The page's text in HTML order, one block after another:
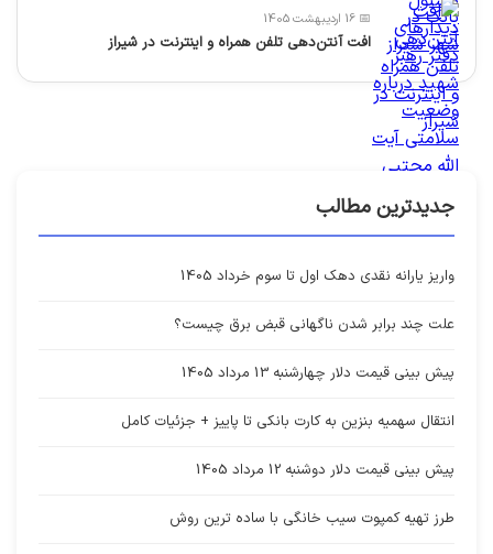
📅 16 اردیبهشت 1405
افت آنتن‌دهی تلفن همراه و اینترنت در شیراز
جدیدترین مطالب
واریز یارانه نقدی دهک اول تا سوم خرداد 1405
علت چند برابر شدن ناگهانی قبض برق چیست؟
پیش بینی قیمت دلار چهارشنبه 13 مرداد 1405
انتقال سهمیه بنزین به کارت بانکی تا پاییز + جزئیات کامل
پیش بینی قیمت دلار دوشنبه 12 مرداد 1405
طرز تهیه کمپوت سیب خانگی با ساده ترین روش